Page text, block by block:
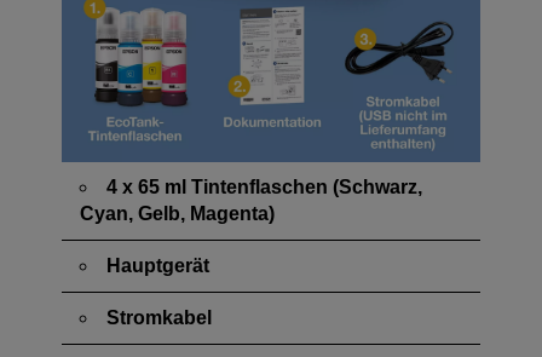
4 x 65 ml Tintenflaschen (Schwarz,
Cyan, Gelb, Magenta)
Hauptgerät
Stromkabel